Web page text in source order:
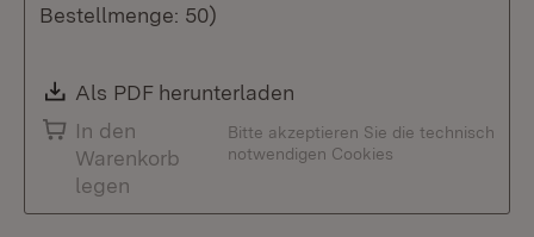
Bestellmenge: 50)
Download:
Als PDF herunterladen
In den
Warenkorb
legen
Bitte akzeptieren Sie die technisch
notwendigen Cookies